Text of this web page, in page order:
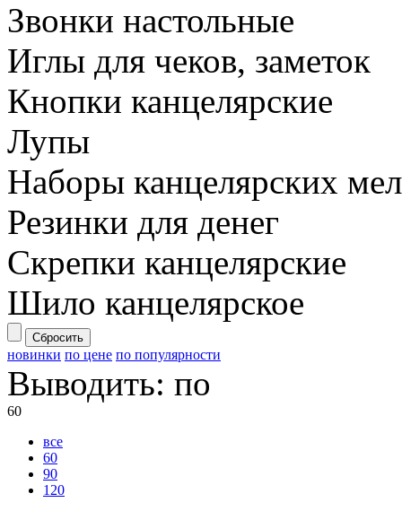
Звонки настольные
Иглы для чеков, заметок
Кнопки канцелярские
Лупы
Наборы канцелярских
Резинки для денег
Скрепки канцелярские
Шило канцелярское
Сбросить
новинки по цене по популярности
Выводить: по
60
все
60
90
120